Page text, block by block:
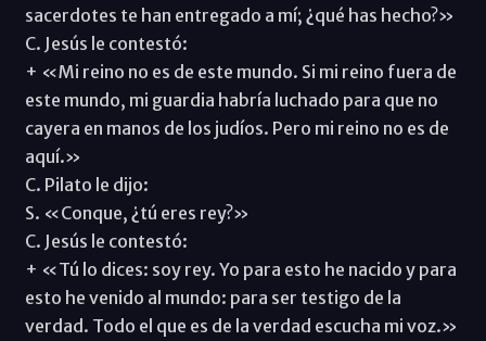
sacerdotes te han entregado a mí; ¿qué has hecho?»
C. Jesús le contestó:
+ «Mi reino no es de este mundo. Si mi reino fuera de
este mundo, mi guardia habría luchado para que no
cayera en manos de los judíos. Pero mi reino no es de
aquí.»
C. Pilato le dijo:
S. «Conque, ¿tú eres rey?»
C. Jesús le contestó:
+ «Tú lo dices: soy rey. Yo para esto he nacido y para
esto he venido al mundo: para ser testigo de la
verdad. Todo el que es de la verdad escucha mi voz.»